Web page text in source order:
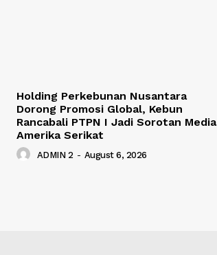
Holding Perkebunan Nusantara
Dorong Promosi Global, Kebun
Rancabali PTPN I Jadi Sorotan Media
Amerika Serikat
ADMIN 2 - August 6, 2026